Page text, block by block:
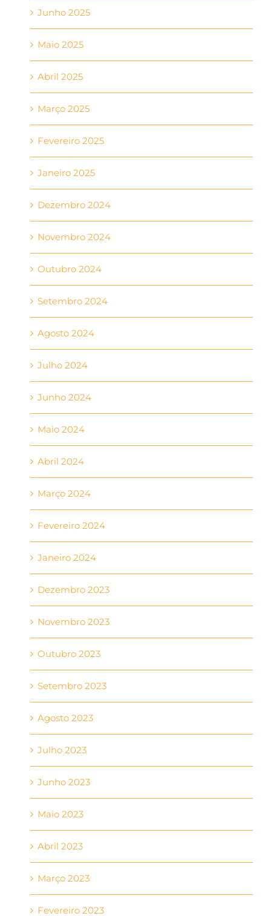
Junho 2025
Maio 2025
Abril 2025
Março 2025
Fevereiro 2025
Janeiro 2025
Dezembro 2024
Novembro 2024
Outubro 2024
Setembro 2024
Agosto 2024
Julho 2024
Junho 2024
Maio 2024
Abril 2024
Março 2024
Fevereiro 2024
Janeiro 2024
Dezembro 2023
Novembro 2023
Outubro 2023
Setembro 2023
Agosto 2023
Julho 2023
Junho 2023
Maio 2023
Abril 2023
Março 2023
Fevereiro 2023